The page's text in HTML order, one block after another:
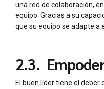
una red de colaboración,
equipo. Gracias a su
que su equipo se adapte a
2.3.
El buen líder tiene el deber